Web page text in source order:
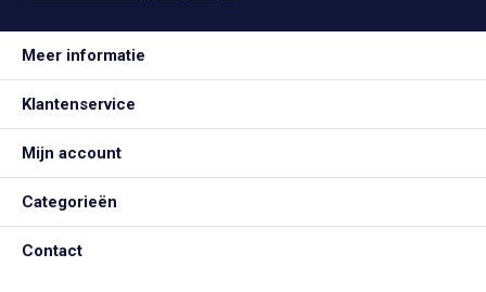
Meer informatie
Klantenservice
Mijn account
Categorieën
Contact